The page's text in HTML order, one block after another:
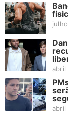
abril
abril